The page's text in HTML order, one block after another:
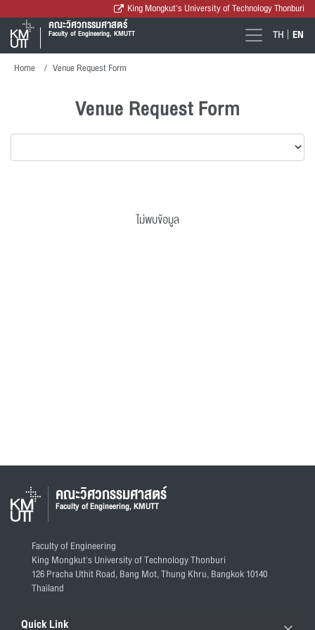
King Mongkut's University of Technology Thonburi
คณะวิศวกรรมศาสตร์
Faculty of Engineering, KMUTT TH EN
Home Venue Request Form
Venue Request Form
ไม่พบข้อมูล
คณะวิศวกรรมศาสตร์
Faculty of Engineering, KMUTT
Faculty of Engineering
King Mongkut's University of Technology Thonburi
126 Pracha Uthit Road, Bang Mot, Thung Khru, Bangkok 10140
Thailand
Quick Link